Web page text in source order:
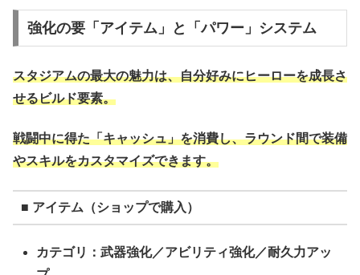
強化の要「アイテム」と「パワー」システム
スタジアムの最大の魅力は、自分好みにヒーローを成長さ
せるビルド要素。
戦闘中に得た「キャッシュ」を消費し、ラウンド間で装備
やスキルをカスタマイズできます。
■ アイテム（ショップで購入）
カテゴリ：武器強化／アビリティ強化／耐久力アッ